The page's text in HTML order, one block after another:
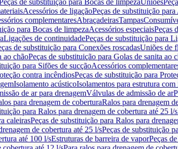
de substituição para Bocas de limpezaUniões
Acessórios de ligaçãoPeças de substituição
complementaresAbraçadeirasTampas
para Bocas de limpezaAcessórios especiaisPeças
Ligações de continuidadePeças de substituição para
de substituição para Conexões roscadasUniões de
ao chãoPeças de substituição para Golas de sanita ao
para Sifões de sucçãoAcessórios
contra incêndiosPeças de substituição para
Isolamento acústicoIsolamentos para estrutura
de ar para drenagemVálvulas de admissão de ar
para drenagem de coberturaRalos para drenagem
para Ralos para drenagem de cobertura até 25 l/s
caleirasPeças de substituição para Ralos para
de cobertura até 25 l/sPeças de substituição
até 100 l/sEstruturas de barreira de vaporPeças